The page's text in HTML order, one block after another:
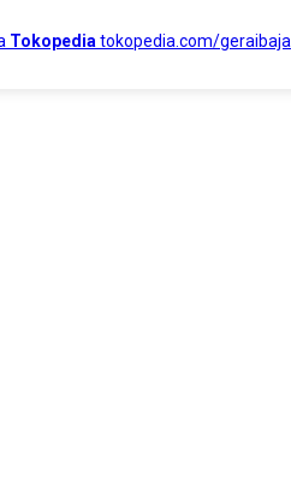
Tokopedia tokopedia.com/geraibaja